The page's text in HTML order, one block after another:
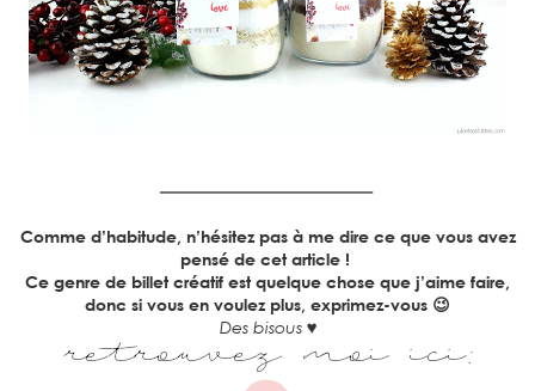
Comme d’habitude, n’hésitez pas à me dire ce que vous avez
pensé de cet article !
Ce genre de billet créatif est quelque chose que j’aime faire,
donc si vous en voulez plus, exprimez-vous 😉
Des bisous ♥